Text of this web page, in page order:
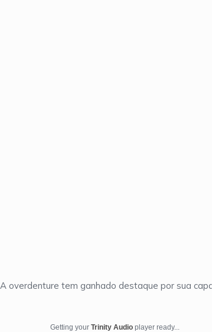
A overdenture tem ganhado destaque por sua
Getting your Trinity Audio player ready...